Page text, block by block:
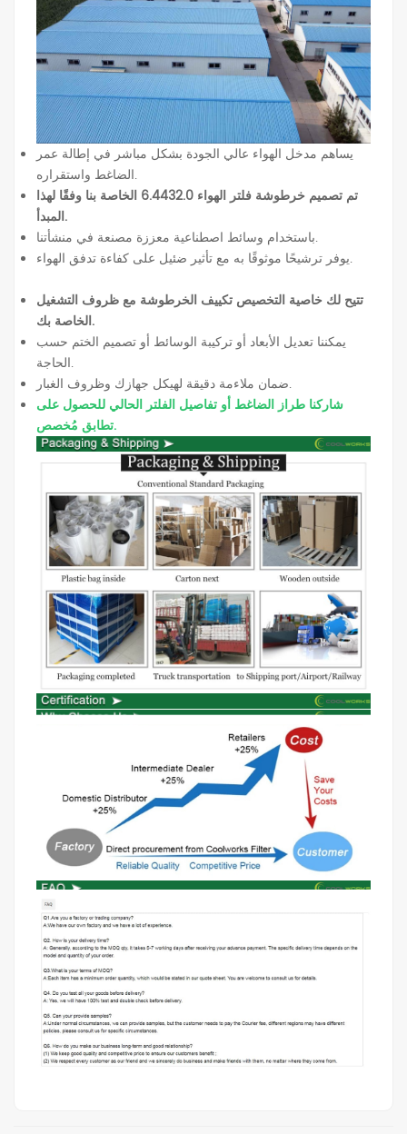
يساهم مدخل الهواء عالي الجودة بشكل مباشر في إطالة عمر
الضاغط واستقراره.
تم تصميم خرطوشة فلتر الهواء 6.4432.0 الخاصة بنا وفقًا لهذا
المبدأ.
باستخدام وسائط اصطناعية معززة مصنعة في منشأتنا.
يوفر ترشيحًا موثوقًا به مع تأثير ضئيل على كفاءة تدفق الهواء.
تتيح لك خاصية التخصيص تكييف الخرطوشة مع ظروف التشغيل
الخاصة بك.
يمكننا تعديل الأبعاد أو تركيبة الوسائط أو تصميم الختم حسب
الحاجة.
ضمان ملاءمة دقيقة لهيكل جهازك وظروف الغبار.
شاركنا طراز الضاغط أو تفاصيل الفلتر الحالي للحصول على
تطابق مُخصص.